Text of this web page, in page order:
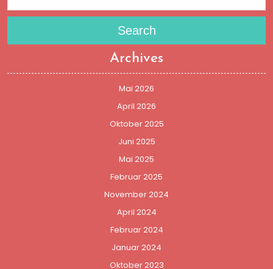
Search
Archives
Mai 2026
April 2026
Oktober 2025
Juni 2025
Mai 2025
Februar 2025
November 2024
April 2024
Februar 2024
Januar 2024
Oktober 2023